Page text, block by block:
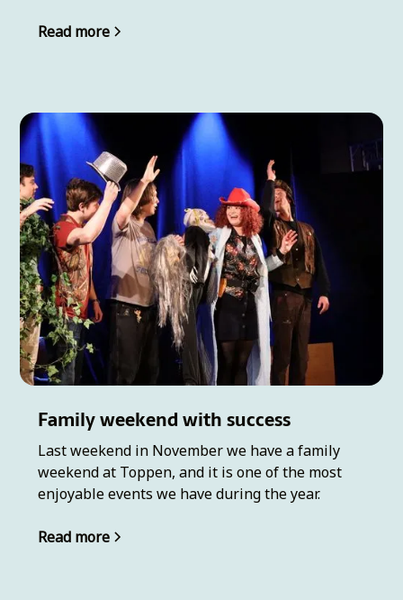
Read more
Family weekend with success
Last weekend in November we have a family
weekend at Toppen, and it is one of the most
enjoyable events we have during the year.
Read more